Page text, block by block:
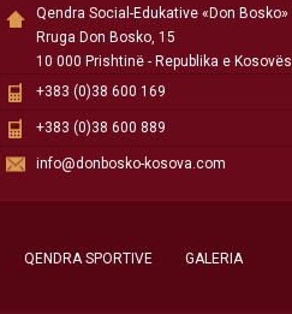
Qendra Social-Edukative «Don Bosko»
Rruga Don Bosko, 15
10 000 Prishtinë - Republika e Kosovës
+383 (0)38 600 169
+383 (0)38 600 889
info@donbosko-kosova.com
QENDRA SPORTIVE GALERIA